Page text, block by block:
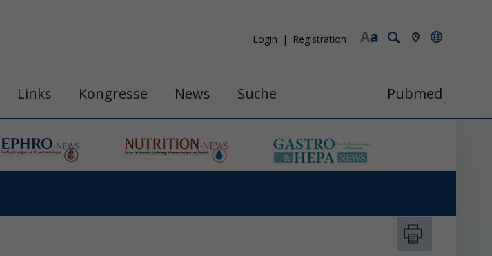
a
A
Login Registration
Links Kongresse News Suche Pubmed